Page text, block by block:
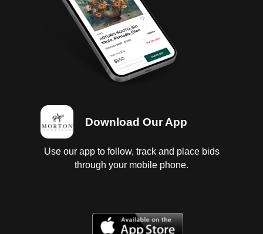
en buen estado con golpes de uso ; 4 llantas lisas .
Download Our App
Use our app to follow, track and place bids
through your mobile phone.